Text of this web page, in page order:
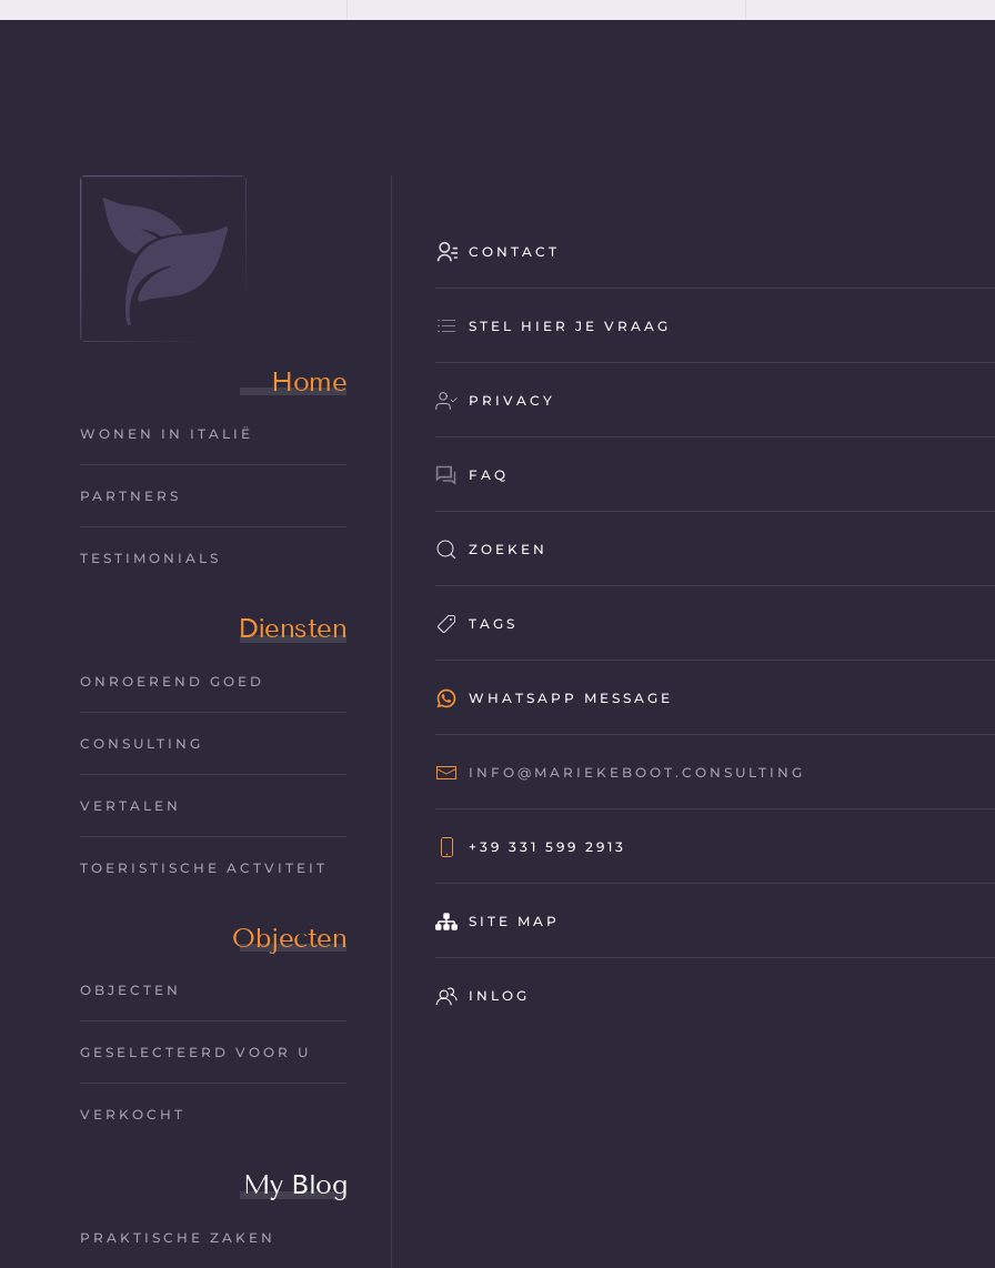
Home
WONEN IN ITALIË
PARTNERS
TESTIMONIALS
Diensten
ONROEREND GOED
CONSULTING
VERTALEN
TOERISTISCHE ACTVITEIT
Objecten
OBJECTEN
GESELECTEERD VOOR U
VERKOCHT
My Blog
PRAKTISCHE ZAKEN
CONTACT
STEL HIER JE VRAAG
PRIVACY
FAQ
ZOEKEN
TAGS
WHATSAPP MESSAGE
INFO@MARIEKEBOOT.CONSULTING
+39 331 599 2913
SITE MAP
INLOG